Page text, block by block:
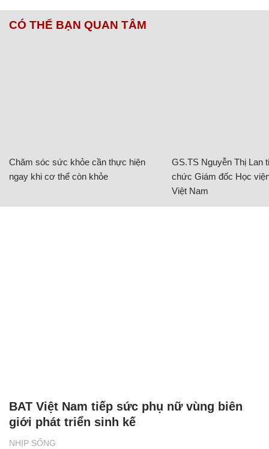
CÓ THỂ BẠN QUAN TÂM
Chăm sóc sức khỏe cần thực hiện
ngay khi cơ thể còn khỏe
GS.TS Nguyễn Thị Lan
chức Giám đốc Học
Việt Nam
NHỊP SỐNG
BAT Việt Nam tiếp sức phụ nữ vùng biên
giới phát triển sinh kế